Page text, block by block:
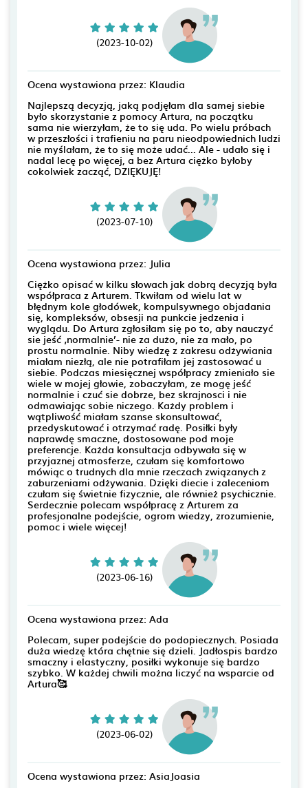
(2023-10-02)
Ocena wystawiona przez: Klaudia
Najlepszą decyzją, jaką podjęłam dla samej siebie
było skorzystanie z pomocy Artura, na początku
sama nie wierzyłam, że to się uda. Po wielu próbach
w przeszłości i trafieniu na paru nieodpowiednich ludzi
nie myślałam, że to się może udać... Ale - udało się i
nadal lecę po więcej, a bez Artura ciężko byłoby
cokolwiek zacząć, DZIĘKUJĘ!
(2023-07-10)
Ocena wystawiona przez: Julia
Ciężko opisać w kilku słowach jak dobrą decyzją była
współpraca z Arturem. Tkwiłam od wielu lat w
błędnym kole głodówek, kompulsywnego objadania
się, kompleksów, obsesji na punkcie jedzenia i
wyglądu. Do Artura zgłosiłam się po to, aby nauczyć
sie jeść ‚normalnie’- nie za dużo, nie za mało, po
prostu normalnie. Niby wiedzę z zakresu odżywiania
miałam niezłą, ale nie potrafiłam jej zastosować u
siebie. Podczas miesięcznej współpracy zmieniało sie
wiele w mojej głowie, zobaczyłam, ze mogę jeść
normalnie i czuć sie dobrze, bez skrajnosci i nie
odmawiając sobie niczego. Każdy problem i
wątpliwość miałam szanse skonsultować,
przedyskutować i otrzymać radę. Posiłki były
naprawdę smaczne, dostosowane pod moje
preferencje. Każda konsultacja odbywała się w
przyjaznej atmosferze, czułam się komfortowo
mówiąc o trudnych dla mnie rzeczach związanych z
zaburzeniami odżywania. Dzięki diecie i zaleceniom
czułam się świetnie fizycznie, ale również psychicznie.
Serdecznie polecam współpracę z Arturem za
profesjonalne podejście, ogrom wiedzy, zrozumienie,
pomoc i wiele więcej!
(2023-06-16)
Ocena wystawiona przez: Ada
Polecam, super podejście do podopiecznych. Posiada
duża wiedzę która chętnie się dzieli. Jadłospis bardzo
smaczny i elastyczny, posiłki wykonuje się bardzo
szybko. W każdej chwili można liczyć na wsparcie od
Artura🥰
(2023-06-02)
Ocena wystawiona przez: AsiaJoasia